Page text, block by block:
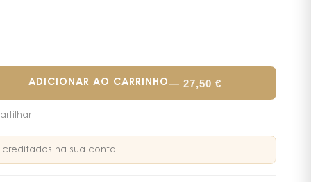
ADICIONAR AO CARRINHO— 27,50 €
creditados na sua conta